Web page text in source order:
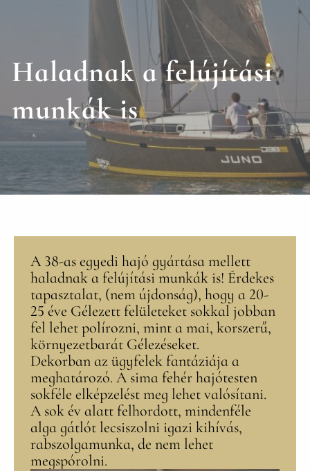
Haladnak a felújítási
munkák is
A 38-as egyedi hajó gyártása mellett
haladnak a felújítási munkák is! Érdekes
tapasztalat, (nem újdonság), hogy a 20-
25 éve Gélezett felületeket sokkal jobban
fel lehet polírozni, mint a mai, korszerű,
környezetbarát Gélezéseket.
Dekorban az ügyfelek fantáziája a
meghatározó. A sima fehér hajótesten
sokféle elképzelést meg lehet valósítani.
A sok év alatt felhordott, mindenféle
alga gátlót lecsiszolni igazi kihívás,
rabszolgamunka, de nem lehet
megspórolni.